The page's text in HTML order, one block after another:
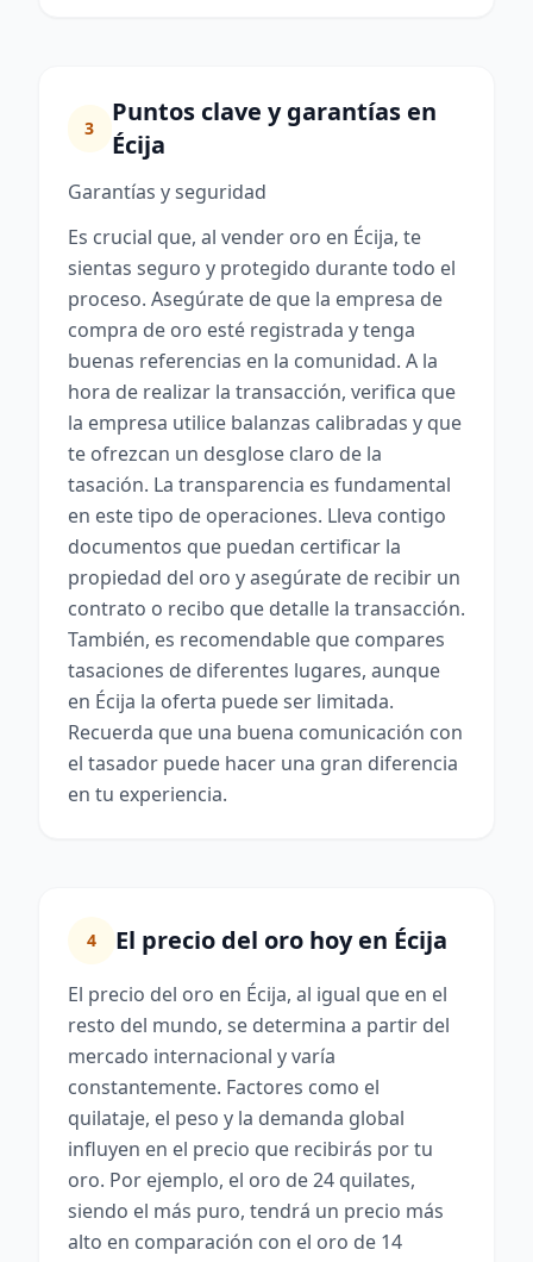
3
Puntos clave y garantías en
Écija
Garantías y seguridad
Es crucial que, al vender oro en Écija, te
sientas seguro y protegido durante todo el
proceso. Asegúrate de que la empresa de
compra de oro esté registrada y tenga
buenas referencias en la comunidad. A la
hora de realizar la transacción, verifica que
la empresa utilice balanzas calibradas y que
te ofrezcan un desglose claro de la
tasación. La transparencia es fundamental
en este tipo de operaciones. Lleva contigo
documentos que puedan certificar la
propiedad del oro y asegúrate de recibir un
contrato o recibo que detalle la transacción.
También, es recomendable que compares
tasaciones de diferentes lugares, aunque
en Écija la oferta puede ser limitada.
Recuerda que una buena comunicación con
el tasador puede hacer una gran diferencia
en tu experiencia.
4 El precio del oro hoy en Écija
El precio del oro en Écija, al igual que en el
resto del mundo, se determina a partir del
mercado internacional y varía
constantemente. Factores como el
quilataje, el peso y la demanda global
influyen en el precio que recibirás por tu
oro. Por ejemplo, el oro de 24 quilates,
siendo el más puro, tendrá un precio más
alto en comparación con el oro de 14